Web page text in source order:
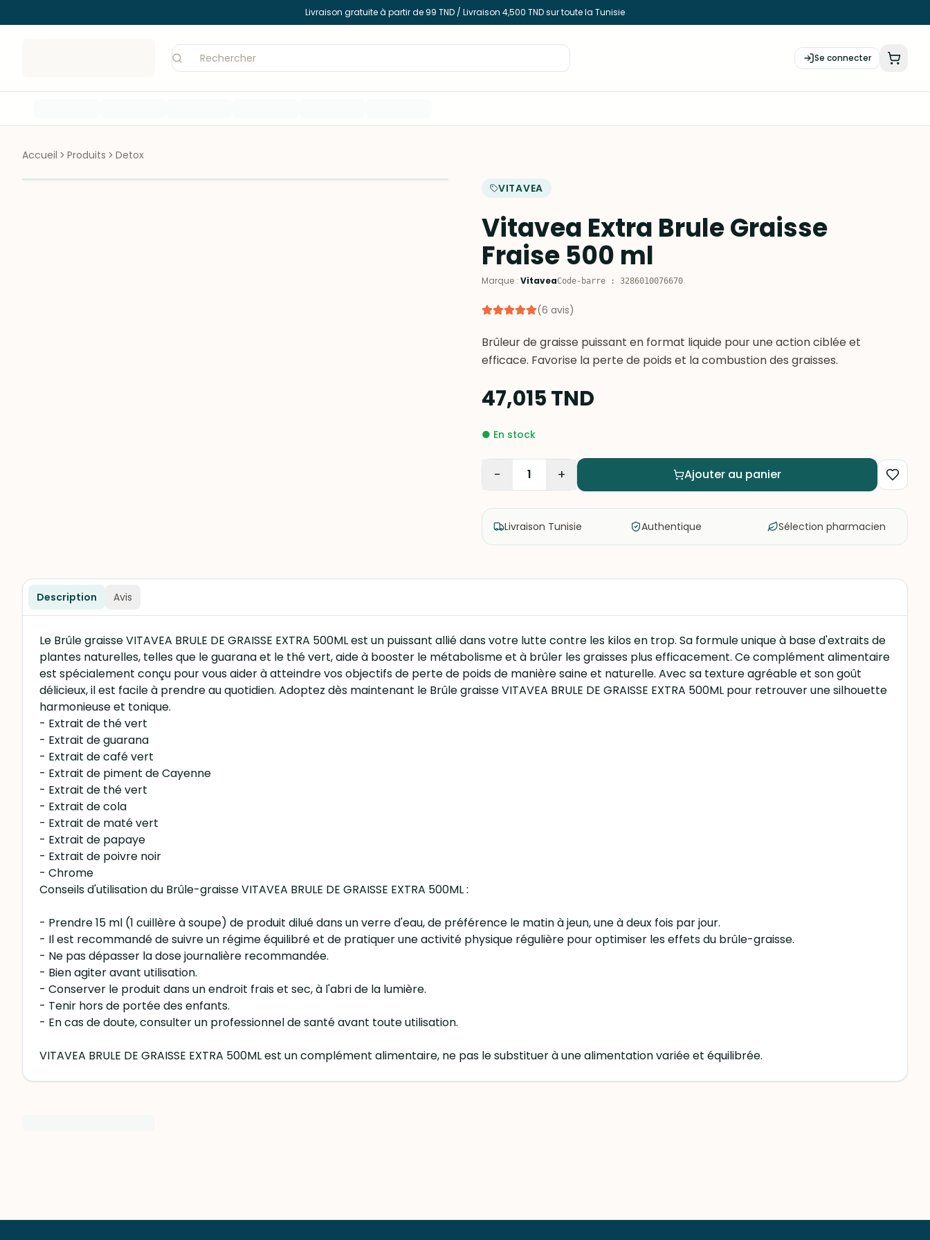
Livraison gratuite à partir de 99 TND / Livraison 4,500 TND sur toute la Tunisie
Se connecter
Accueil Produits Detox
VITAVEA
Vitavea Extra Brule Graisse
Fraise 500 ml
Marque : VitaveaCode-barre : 3286010076670
(6 avis)
Brûleur de graisse puissant en format liquide pour une action ciblée et
efficace. Favorise la perte de poids et la combustion des graisses.
47,015TND
● En stock
− 1 + Ajouter au panier
Livraison Tunisie Authentique Sélection pharmacien
Description Avis
Le Brûle graisse VITAVEA BRULE DE GRAISSE EXTRA 500ML est un puissant allié dans votre lutte contre les kilos en trop. Sa formule unique à base d'extraits de
plantes naturelles, telles que le guarana et le thé vert, aide à booster le métabolisme et à brûler les graisses plus efficacement. Ce complément alimentaire
est spécialement conçu pour vous aider à atteindre vos objectifs de perte de poids de manière saine et naturelle. Avec sa texture agréable et son goût
délicieux, il est facile à prendre au quotidien. Adoptez dès maintenant le Brûle graisse VITAVEA BRULE DE GRAISSE EXTRA 500ML pour retrouver une silhouette
harmonieuse et tonique.
- Extrait de thé vert
- Extrait de guarana
- Extrait de café vert
- Extrait de piment de Cayenne
- Extrait de thé vert
- Extrait de cola
- Extrait de maté vert
- Extrait de papaye
- Extrait de poivre noir
- Chrome
Conseils d'utilisation du Brûle-graisse VITAVEA BRULE DE GRAISSE EXTRA 500ML :
- Prendre 15 ml (1 cuillère à soupe) de produit dilué dans un verre d'eau, de préférence le matin à jeun, une à deux fois par jour.
- Il est recommandé de suivre un régime équilibré et de pratiquer une activité physique régulière pour optimiser les effets du brûle-graisse.
- Ne pas dépasser la dose journalière recommandée.
- Bien agiter avant utilisation.
- Conserver le produit dans un endroit frais et sec, à l'abri de la lumière.
- Tenir hors de portée des enfants.
- En cas de doute, consulter un professionnel de santé avant toute utilisation.
VITAVEA BRULE DE GRAISSE EXTRA 500ML est un complément alimentaire, ne pas le substituer à une alimentation variée et équilibrée.